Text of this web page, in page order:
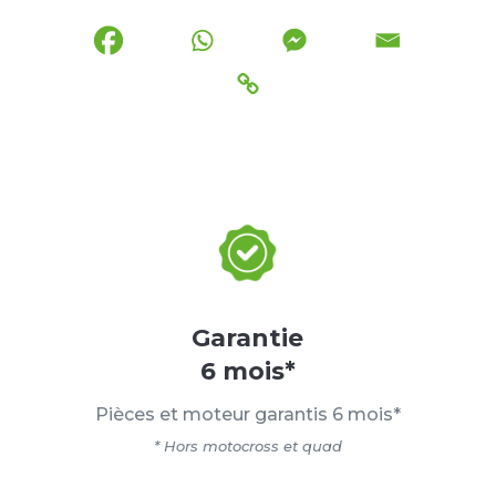
Garantie
6 mois*
Pièces et moteur garantis 6 mois*
* Hors motocross et quad